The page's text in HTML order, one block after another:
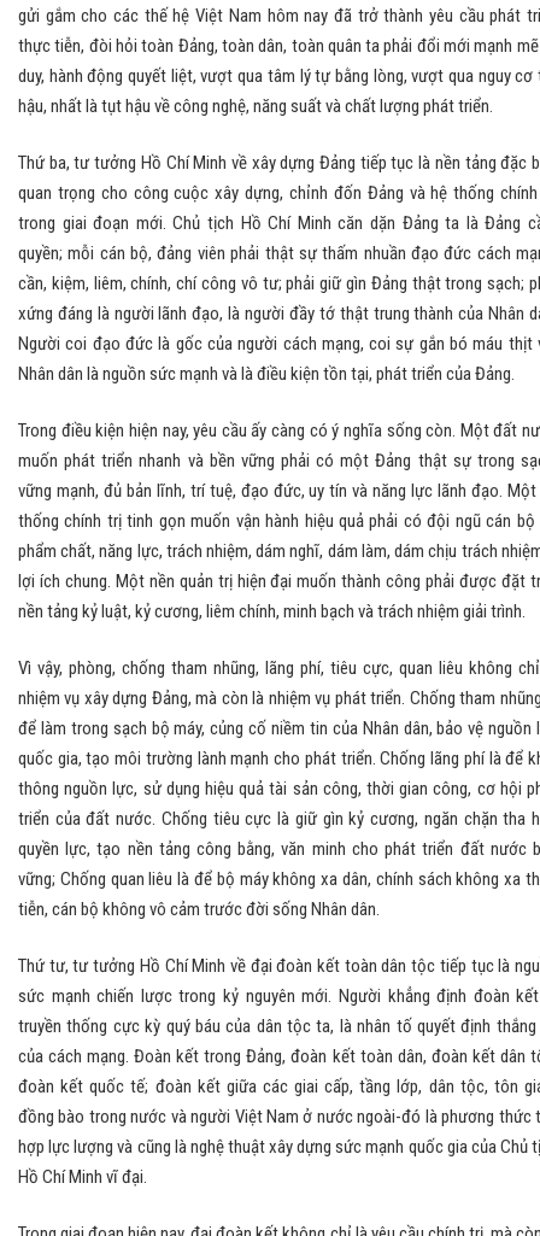
gửi gắm cho các thế hệ Việt Nam hôm nay đã trở thành yêu cầu phát
thực tiễn, đòi hỏi toàn Đảng, toàn dân, toàn quân ta phải đổi mới mạnh
duy, hành động quyết liệt, vượt qua tâm lý tự bằng lòng, vượt qua nguy cơ
hậu, nhất là tụt hậu về công nghệ, năng suất và chất lượng phát triển.
Thứ ba, tư tưởng Hồ Chí Minh về xây dựng Đảng tiếp tục là nền tảng đặc
quan trọng cho công cuộc xây dựng, chỉnh đốn Đảng và hệ thống
trong giai đoạn mới. Chủ tịch Hồ Chí Minh căn dặn Đảng ta là Đảng
quyền; mỗi cán bộ, đảng viên phải thật sự thấm nhuần đạo đức cách
cần, kiệm, liêm, chính, chí công vô tư; phải giữ gìn Đảng thật trong sạch;
xứng đáng là người lãnh đạo, là người đầy tớ thật trung thành của Nhân
Người coi đạo đức là gốc của người cách mạng, coi sự gắn bó máu thịt
Nhân dân là nguồn sức mạnh và là điều kiện tồn tại, phát triển của Đảng.
Trong điều kiện hiện nay, yêu cầu ấy càng có ý nghĩa sống còn. Một đất
muốn phát triển nhanh và bền vững phải có một Đảng thật sự trong
vững mạnh, đủ bản lĩnh, trí tuệ, đạo đức, uy tín và năng lực lãnh đạo. Một
thống chính trị tinh gọn muốn vận hành hiệu quả phải có đội ngũ cán bộ
phẩm chất, năng lực, trách nhiệm, dám nghĩ, dám làm, dám chịu trách
lợi ích chung. Một nền quản trị hiện đại muốn thành công phải được đặt
nền tảng kỷ luật, kỷ cương, liêm chính, minh bạch và trách nhiệm giải trình.
Vì vậy, phòng, chống tham nhũng, lãng phí, tiêu cực, quan liêu không
nhiệm vụ xây dựng Đảng, mà còn là nhiệm vụ phát triển. Chống tham
để làm trong sạch bộ máy, củng cố niềm tin của Nhân dân, bảo vệ nguồn
quốc gia, tạo môi trường lành mạnh cho phát triển. Chống lãng phí là để
thông nguồn lực, sử dụng hiệu quả tài sản công, thời gian công, cơ hội
triển của đất nước. Chống tiêu cực là giữ gìn kỷ cương, ngăn chặn tha
quyền lực, tạo nền tảng công bằng, văn minh cho phát triển đất nước
vững; Chống quan liêu là để bộ máy không xa dân, chính sách không xa
tiễn, cán bộ không vô cảm trước đời sống Nhân dân.
Thứ tư, tư tưởng Hồ Chí Minh về đại đoàn kết toàn dân tộc tiếp tục là
sức mạnh chiến lược trong kỷ nguyên mới. Người khẳng định đoàn
truyền thống cực kỳ quý báu của dân tộc ta, là nhân tố quyết định
của cách mạng. Đoàn kết trong Đảng, đoàn kết toàn dân, đoàn kết dân
đoàn kết quốc tế; đoàn kết giữa các giai cấp, tầng lớp, dân tộc, tôn
đồng bào trong nước và người Việt Nam ở nước ngoài-đó là phương thức
hợp lực lượng và cũng là nghệ thuật xây dựng sức mạnh quốc gia của Chủ
Hồ Chí Minh vĩ đại.